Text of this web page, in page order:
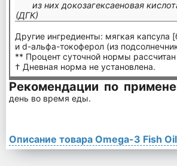
из них докозагексаеновая
(ДГК)
Другие ингредиенты: мягкая
и d-альфа-токоферол (из
** Процент суточной нормы
† Дневная норма не установлена.
Рекомендации по
день во время еды.
Описание товара Omega-3 Fish